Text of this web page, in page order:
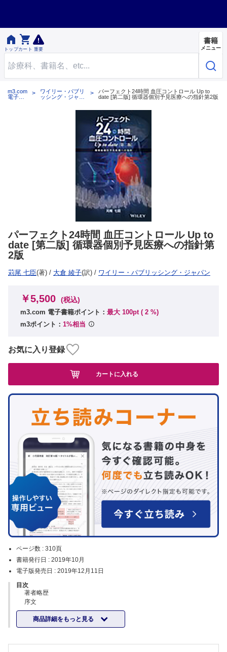

トップ

カート 重要
書籍
メニュー
m3.com
電子書
ワイリー・パブリ
ッシング・ジャパ
パーフェクト24時間 血圧コントロール Up to
date [第二版] 循環器個別予見医療への指針第2版
パーフェクト24時間 血圧コントロール Up to
date [第二版] 循環器個別予見医療への指針第
2版
苅尾 七臣(著) / 大倉 綾子(訳) / ワイリー・パブリッシング・ジャパン
ページ数 : 310頁
書籍発行日 : 2019年10月
電子版発売日 : 2019年12月11日
目次
著者略歴
序文
謝辞
第1章 診察室外血圧
SPRINT研究とautomated office blood pressure
商品詳細をもっと見る
￥5,500 (税込)
m3.com 電子書籍ポイント： 最大 100pt ( 2 %)
m3ポイント： 1%相当
お気に入り登録
カートに入れる